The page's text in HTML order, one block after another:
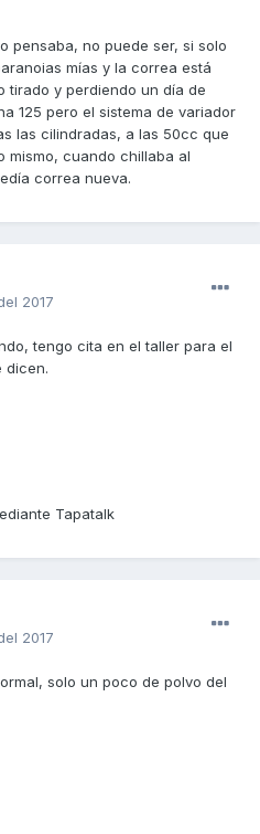
pensaba, no puede ser, si solo
mías y la correa está
tirado y perdiendo un día de
125 pero el sistema de variador
las cilindradas, a las 50cc que
mismo, cuando chillaba al
correa nueva.
2017
tengo cita en el taller para el
dicen.
Tapatalk
2017
solo un poco de polvo del